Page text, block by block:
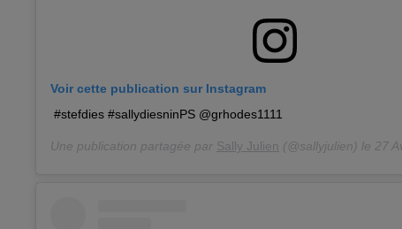
Voir cette publication sur Instagram
#stefdies #sallydiesninPS @grhodes1111
Une publication partagée par Sally Julien (@sallyjulien) le 27